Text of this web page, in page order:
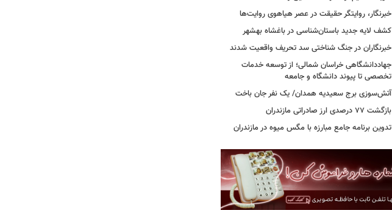
خبرنگار، روایتگر حقیقت در عصر هیاهوی روایت‌ها
کشف لایه جدید باستان‌شناسی در باغشاه بهشهر
خبرنگاران در جنگ شناختی سد تحریف واقعیت شدند
جهاددانشگاهی خراسان شمالی؛ از توسعه خدمات
تخصصی تا پیوند دانشگاه و جامعه
آتش‌سوزی برج سعیدیه همدان/ یک نفر جان باخت
بازگشت ۷۷ درصدی ارز صادراتی مازندران
تدوین برنامه جامع مبارزه با مگس میوه در مازندران